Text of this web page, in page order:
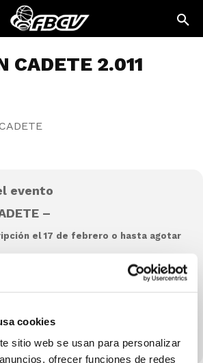
cookies
sitio web se usan para personalizar
ofrecer funciones de redes
CADETE 2.011
evento
–
el 17 de febrero o hasta agotar
de Deportes Miguel Buigues Andrés,
Horarios de